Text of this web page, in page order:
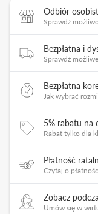
Odbiór
Sprawdź
Bezpłatna i
Sprawdź
Bezpłatna
Jak wybrać
5% rabatu na
Rabat tylko dla
Płatność
Czytaj o
Zobacz
Umów się w